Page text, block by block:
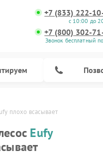
+7 (833) 222-
с 10:00 до
+7 (800) 302-
Звонок бесплатный
плохо всасывает
Eufy